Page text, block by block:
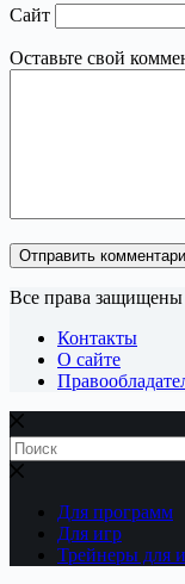
Сайт
Оставьте свой
Отправить
Все права
Контакты
О сайте
Для программ
Для игр
Трейнеры для